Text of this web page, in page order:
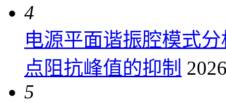
4
电源平面谐振腔模式
点阻抗峰值的抑制
5